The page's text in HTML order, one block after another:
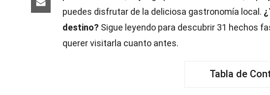
puedes disfrutar de la deliciosa gastronomía local.
destino? Sigue leyendo para descubrir 31 hechos
querer visitarla cuanto antes.
Tabla de